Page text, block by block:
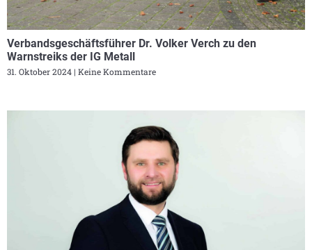
Verbandsgeschäftsführer Dr. Volker Verch zu den
Warnstreiks der IG Metall
31. Oktober 2024 Keine Kommentare